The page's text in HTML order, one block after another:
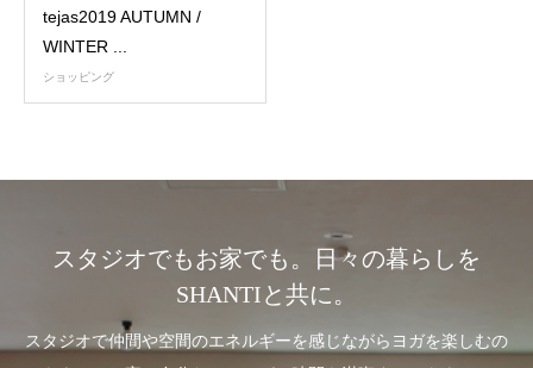
tejas2019 AUTUMN /
WINTER ...
ショッピング
スタジオでもお家でも。日々の暮らしを
SHANTIと共に。
スタジオで仲間や空間のエネルギーを感じながらヨガを楽しむの